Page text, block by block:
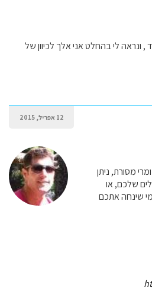
ונראה לי בהחלט אני אלך לכיוון של
12 אפריל, 2015
מסורת, ניתן
שלכם, או
שינחה אתכם